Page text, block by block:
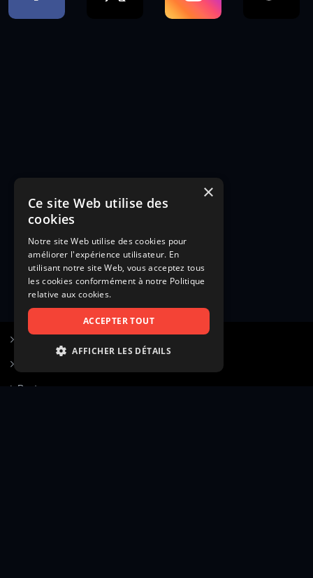
Poster une annonce
×
Ce site Web utilise des
cookies
Notre site Web utilise des cookies pour
améliorer l'expérience utilisateur. En
utilisant notre site Web, vous acceptez tous
les cookies conformément à notre Politique
relative aux cookies.
ACCEPTER TOUT
AFFICHER LES DÉTAILS